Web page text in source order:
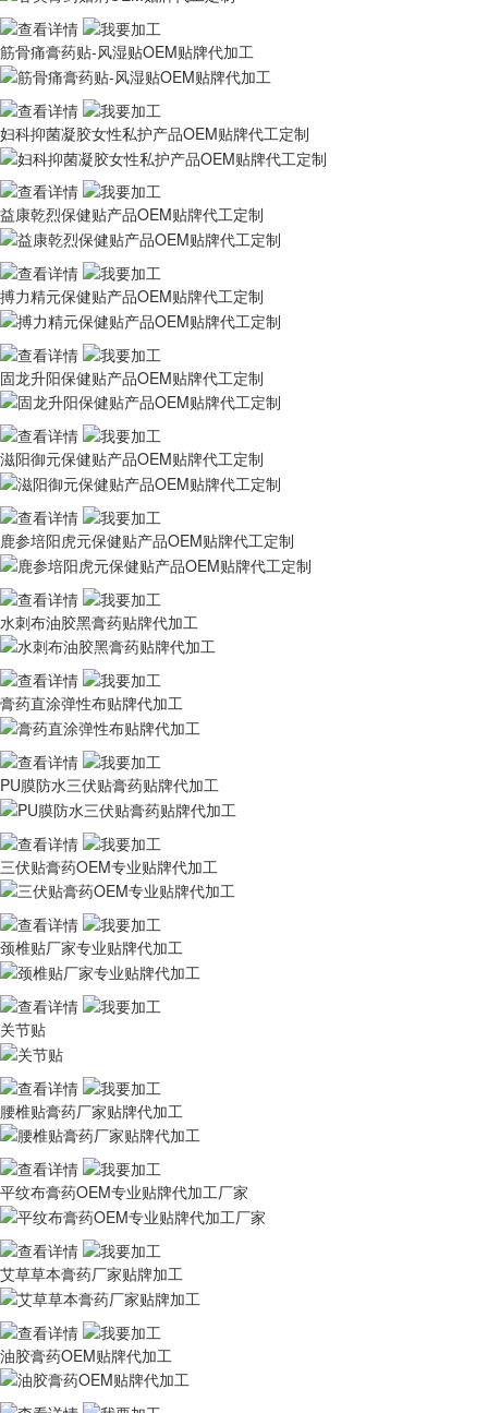
筋骨痛膏药贴-风湿贴OEM贴牌代加工
妇科抑菌凝胶女性私护产品OEM贴牌代工定制
益康乾烈保健贴产品OEM贴牌代工定制
搏力精元保健贴产品OEM贴牌代工定制
固龙升阳保健贴产品OEM贴牌代工定制
滋阳御元保健贴产品OEM贴牌代工定制
鹿参培阳虎元保健贴产品OEM贴牌代工定制
水刺布油胶黑膏药贴牌代加工
膏药直涂弹性布贴牌代加工
PU膜防水三伏贴膏药贴牌代加工
三伏贴膏药OEM专业贴牌代加工
颈椎贴厂家专业贴牌代加工
关节贴
腰椎贴膏药厂家贴牌代加工
平纹布膏药OEM专业贴牌代加工厂家
艾草草本膏药厂家贴牌加工
油胶膏药OEM贴牌代加工